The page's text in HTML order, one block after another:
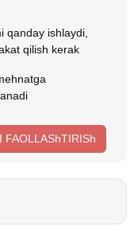
qanday ishlaydi,
qilish kerak
FAOLLAShTIRISh